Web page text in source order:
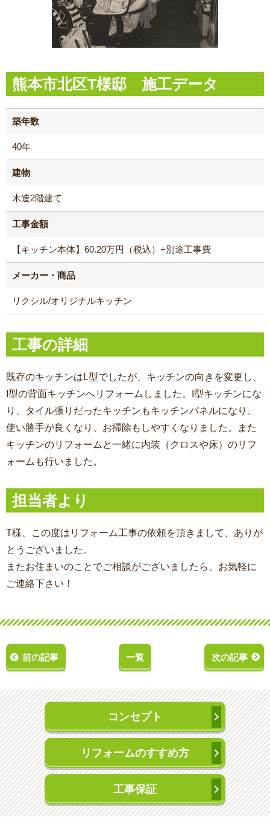
熊本市北区T様邸 施工データ
築年数
40年
建物
木造2階建て
工事金額
【キッチン本体】60.20万円（税込）+別途工事費
メーカー・商品
リクシル/オリジナルキッチン
工事の詳細
既存のキッチンはL型でしたが、キッチンの向きを変更し、
I型の背面キッチンへリフォームしました。I型キッチンにな
り、タイル張りだったキッチンもキッチンパネルになり、
使い勝手が良くなり、お掃除もしやすくなりました。また
キッチンのリフォームと一緒に内装（クロスや床）のリフ
ォームも行いました。
担当者より
T様、この度はリフォーム工事の依頼を頂きまして、ありが
とうございました。
またお住まいのことでご相談がございましたら、お気軽に
ご連絡下さい！
前の記事 一覧 次の記事
コンセプト
リフォームのすすめ方
工事保証